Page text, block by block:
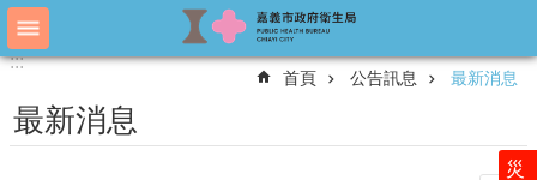
跳到主要內容區塊
進
搜
尋
:::
災
:::
首頁 公告訊息 最新消息
最新消息